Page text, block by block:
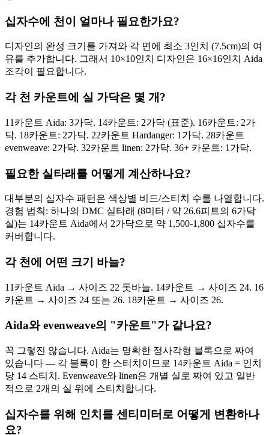
십자수에 천이 얼마나 필요한가요?
디자인의 완성 크기를 가져와 각 면에 최소 3인치 (7.5cm)의 여
유를 추가합니다. 그래서 10×10인치 디자인은 16×16인치 Aida
조각이 필요합니다.
각 천 카운트에 실 가닥은 몇 개?
11카운트 Aida: 3가닥. 14카운트: 2가닥 (표준). 16카운트: 2가
닥. 18카운트: 2가닥. 22카운트 Hardanger: 1가닥. 28카운트
evenweave: 2가닥. 32카운트 linen: 2가닥. 36+ 카운트: 1가닥.
필요한 실타래를 어떻게 계산하나요?
대부분의 십자수 패턴은 색상별 비드/스티치 수를 나열합니다.
경험 법칙: 하나의 DMC 실타래 (8미터 / 약 26.6피트의 6가닥
실)는 14카운트 Aida에서 2가닥으로 약 1,500-1,800 십자수를
커버합니다.
각 천에 어떤 크기 바늘?
11카운트 Aida → 사이즈 22 돗바늘. 14카운트 → 사이즈 24. 16
카운트 → 사이즈 24 또는 26. 18카운트 → 사이즈 26.
Aida와 evenweave의 "카운트"가 같나요?
꼭 그렇진 않습니다. Aida는 명확한 정사각형 블록으로 짜여
있습니다 — 각 블록이 한 스티치이므로 14카운트 Aida = 인치
당 14 스티치. Evenweave와 linen은 개별 실로 짜여 있고 일반
적으로 2개의 실 위에 스티치합니다.
십자수를 위해 인치를 센티미터로 어떻게 변환하나
요?